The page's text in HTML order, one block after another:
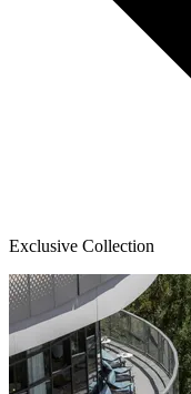
Exclusive Collection